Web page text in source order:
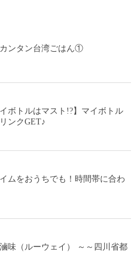
カンタン台湾ごはん①
ボトルはマスト!?】マイボトル
ンクGET♪
ムをおうちでも！時間帯に合わ
味（ルーウェイ） ～～四川省都